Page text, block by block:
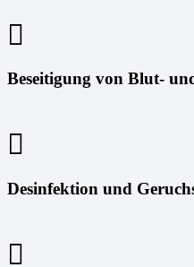
Beseitigung von Blut-
Desinfektion und